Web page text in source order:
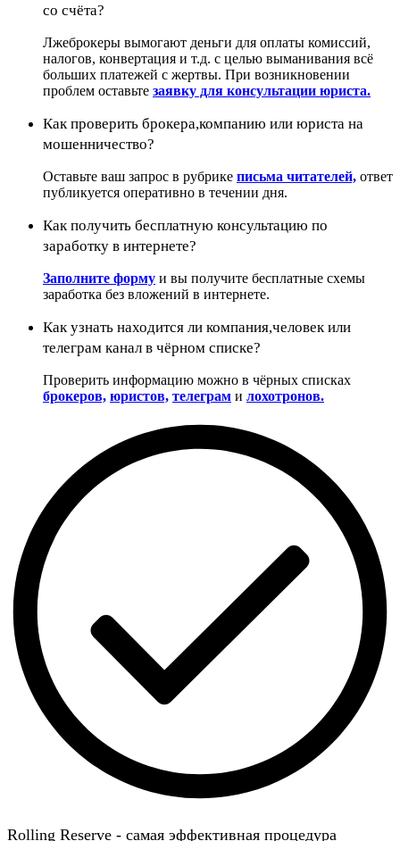
со счёта?
Лжеброкеры вымогают деньги для оплаты комиссий,
налогов, конвертация и т.д. с целью выманивания всё
больших платежей с жертвы. При возникновении
проблем оставьте заявку для консультации юриста.
Как проверить брокера,компанию или юриста на
мошенничество?
Оставьте ваш запрос в рубрике письма читателей, ответ
публикуется оперативно в течении дня.
Как получить бесплатную консультацию по
заработку в интернете?
Заполните форму и вы получите бесплатные схемы
заработка без вложений в интернете.
Как узнать находится ли компания,человек или
телеграм канал в чёрном списке?
Проверить информацию можно в чёрных списках
брокеров, юристов, телеграм и лохотронов.
Rolling Reserve - самая эффективная процедура